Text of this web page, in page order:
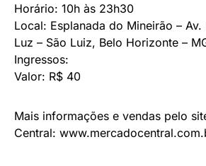
Horário: 10h às 23h30
Local: Esplanada do Mineirão –
Luz – São Luiz, Belo Horizonte –
Ingressos:
Valor: R$ 40
Mais informações e vendas pelo
Central: